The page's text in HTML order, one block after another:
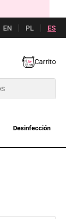
EN PL ES
Carrito
Desinfección